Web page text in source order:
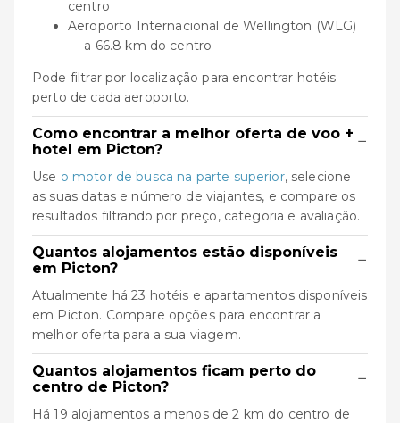
centro
Aeroporto Internacional de Wellington (WLG)
— a 66.8 km do centro
Pode filtrar por localização para encontrar hotéis
perto de cada aeroporto.
Como encontrar a melhor oferta de voo +
hotel em Picton?
−
Use o motor de busca na parte superior, selecione
as suas datas e número de viajantes, e compare os
resultados filtrando por preço, categoria e avaliação.
Quantos alojamentos estão disponíveis
em Picton?
−
Atualmente há 23 hotéis e apartamentos disponíveis
em Picton. Compare opções para encontrar a
melhor oferta para a sua viagem.
Quantos alojamentos ficam perto do
centro de Picton?
−
Há 19 alojamentos a menos de 2 km do centro de